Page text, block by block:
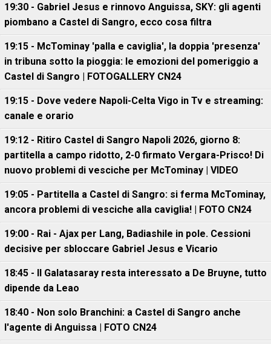
19:30 - Gabriel Jesus e rinnovo Anguissa, SKY: gli agenti
piombano a Castel di Sangro, ecco cosa filtra
19:15 - McTominay 'palla e caviglia', la doppia 'presenza'
in tribuna sotto la pioggia: le emozioni del pomeriggio a
Castel di Sangro | FOTOGALLERY CN24
19:15 - Dove vedere Napoli-Celta Vigo in Tv e streaming:
canale e orario
19:12 - Ritiro Castel di Sangro Napoli 2026, giorno 8:
partitella a campo ridotto, 2-0 firmato Vergara-Prisco! Di
nuovo problemi di vesciche per McTominay | VIDEO
19:05 - Partitella a Castel di Sangro: si ferma McTominay,
ancora problemi di vesciche alla caviglia! | FOTO CN24
19:00 - Rai - Ajax per Lang, Badiashile in pole. Cessioni
decisive per sbloccare Gabriel Jesus e Vicario
18:45 - Il Galatasaray resta interessato a De Bruyne, tutto
dipende da Leao
18:40 - Non solo Branchini: a Castel di Sangro anche
l'agente di Anguissa | FOTO CN24